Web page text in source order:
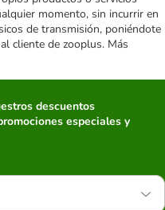
momento, sin incurrir en
de transmisión, poniéndote
cliente de zooplus. Más
descuentos
especiales y